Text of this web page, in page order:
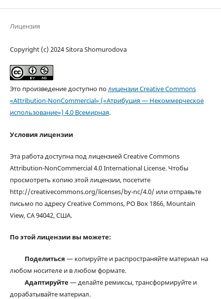
Лицензия
Copyright (c) 2024 Sitora Shomurodova
Это произведение доступно полицензии Creative Commons
«Attribution-NonCommercial» («Атрибуция — Некоммерческое
использование») 4.0 Всемирная.
Условия лицензии
Эта работа доступна под лицензией Creative Commons
Attribution-NonCommercial 4.0 International License. Чтобы
просмотреть копию этой лицензии, посетите
http://creativecommons.org/licenses/by-nc/4.0/ или отправьте
письмо по адресу Creative Commons, PO Box 1866, Mountain
View, CA 94042, США.
По этой лицензии вы можете:
Поделиться — копируйте и распространяйте материал на
любом носителе и в любом формате.
Адаптируйте— делайте ремиксы, трансформируйте и
дорабатывайте материал.